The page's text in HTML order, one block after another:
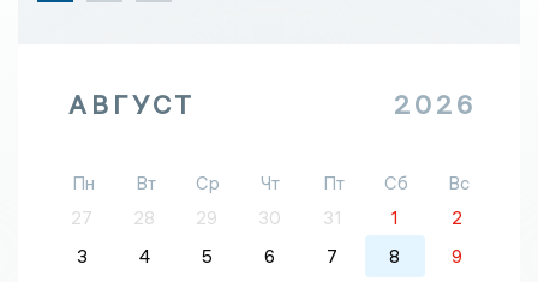
АВГУСТ 2026
Пн Вт Ср Чт Пт Сб
Вс
27
28 29 30 31 1
2
3
4 5 6 7 8
9